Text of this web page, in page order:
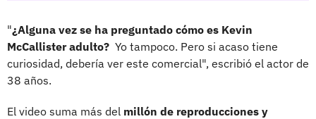
"¿Alguna vez se ha preguntado cómo es Kevin
McCallister adulto? Yo tampoco. Pero si acaso tiene
curiosidad, debería ver este comercial", escribió el actor de
38 años.
El video suma más del millón de reproducciones y